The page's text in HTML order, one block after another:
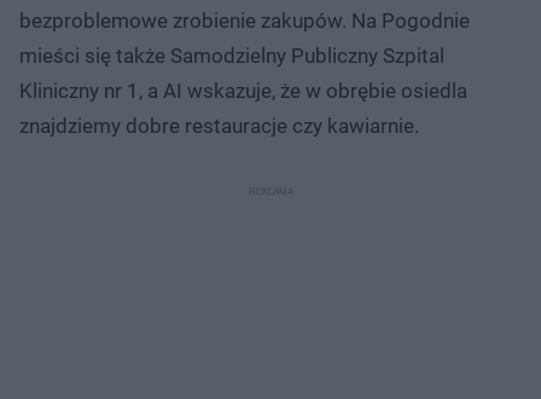
bezproblemowe zrobienie zakupów. Na Pogodnie
mieści się także Samodzielny Publiczny Szpital
Kliniczny nr 1, a AI wskazuje, że w obrębie osiedla
znajdziemy dobre restauracje czy kawiarnie.